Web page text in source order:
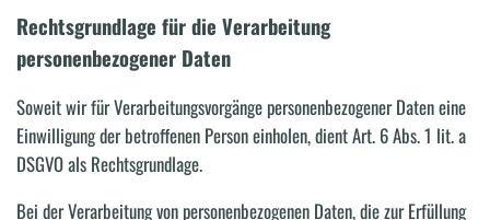
Rechtsgrundlage für die Verarbeitung
personenbezogener Daten
Soweit wir für Verarbeitungsvorgänge personenbezogener Daten eine
Einwilligung der betroffenen Person einholen, dient Art. 6 Abs. 1 lit. a
DSGVO als Rechtsgrundlage.
Bei der Verarbeitung von personenbezogenen Daten, die zur Erfüllung